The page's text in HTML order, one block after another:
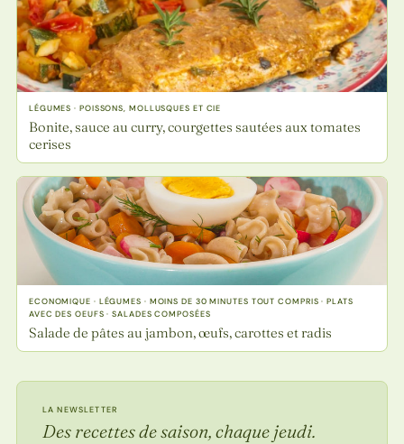
LÉGUMES · POISSONS, MOLLUSQUES ET CIE
Bonite, sauce au curry, courgettes sautées aux tomates
cerises
ECONOMIQUE · LÉGUMES · MOINS DE 30 MINUTES TOUT COMPRIS · PLATS
AVEC DES OEUFS · SALADES COMPOSÉES
Salade de pâtes au jambon, œufs, carottes et radis
LA NEWSLETTER
Des recettes de saison, chaque jeudi.